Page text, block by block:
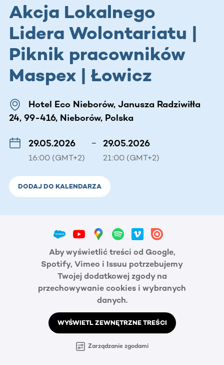
Akcja Lokalnego
Lidera Wolontariatu |
Piknik pracowników
Maspex | Łowicz
Hotel Eco Nieborów, Janusza Radziwiłła
24, 99-416, Nieborów, Polska
29.05.2026
16:00 (GMT+2)
– 29.05.2026
21:00 (GMT+2)
DODAJ DO KALENDARZA
Aby wyświetlić treści od Google,
Spotify, Vimeo i Issuu potrzebujemy
Twojej dodatkowej zgody na
przechowywanie cookies i wybranych
danych.
WYŚWIETL ZEWNĘTRZNE TREŚCI
Zarządzanie zgodami